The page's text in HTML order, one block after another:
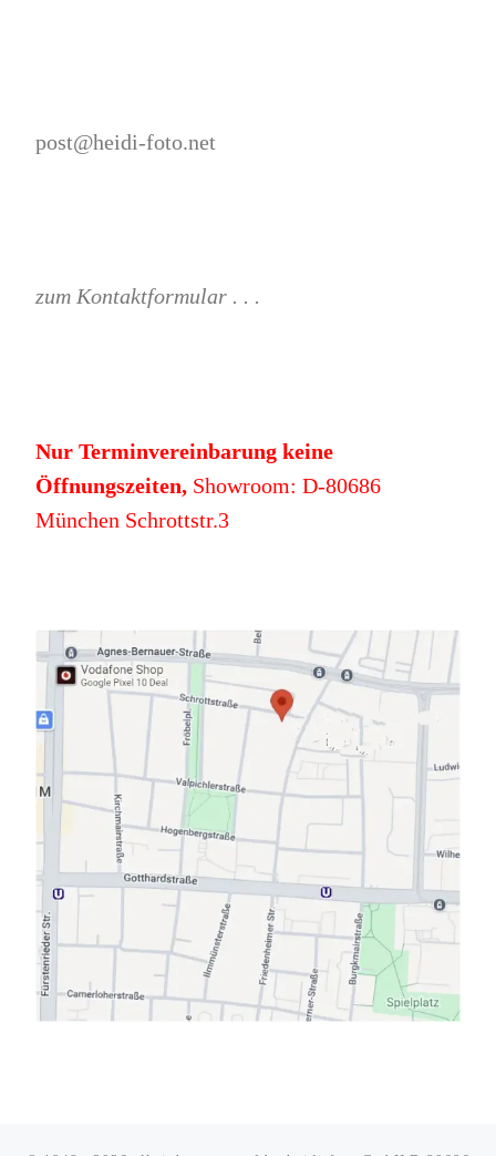
post@heidi-foto.net
zum Kontaktformular . . .
Nur Terminvereinbarung keine
Öffnungszeiten,Showroom: D-80686
München Schrottstr.3